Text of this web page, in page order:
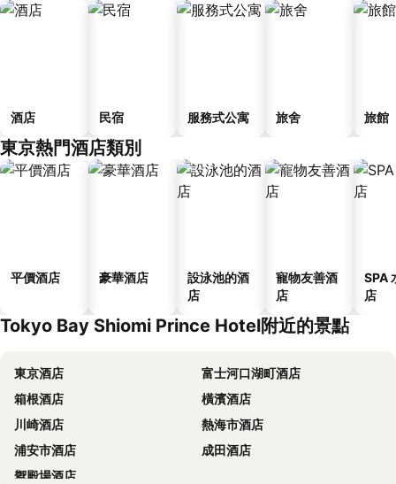
酒店 民宿 服務式公寓 旅舍 旅館
東京熱門酒店類別
平價酒店 豪華酒店
設泳池的酒
店
寵物友善酒
店
SPA
店
Tokyo Bay Shiomi Prince Hotel附近的景點
東京酒店
富士河口湖町酒店
箱根酒店
橫濱酒店
川崎酒店
熱海市酒店
浦安市酒店
成田酒店
禦殿場酒店